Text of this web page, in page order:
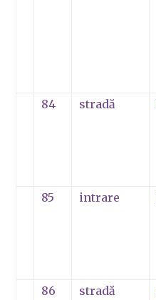
84 stradă
85 intrare
86 stradă